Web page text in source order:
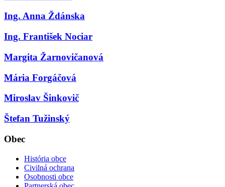
Ing. Anna Ždánska
Ing. František Nociar
Margita Žarnovičanová
Mária Forgáčová
Miroslav Šinkovič
Štefan Tužinský
Obec
História obce
Civilná ochrana
Osobnosti obce